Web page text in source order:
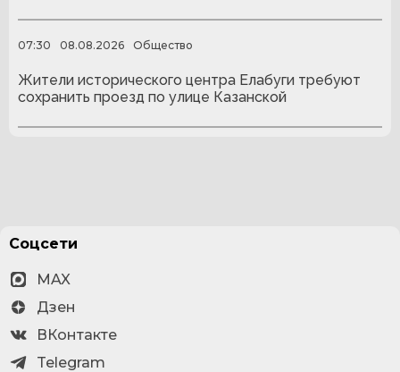
07:30 08.08.2026 Общество
Жители исторического центра Елабуги требуют
сохранить проезд по улице Казанской
Соцсети
MAX
Дзен
ВКонтакте
Telegram